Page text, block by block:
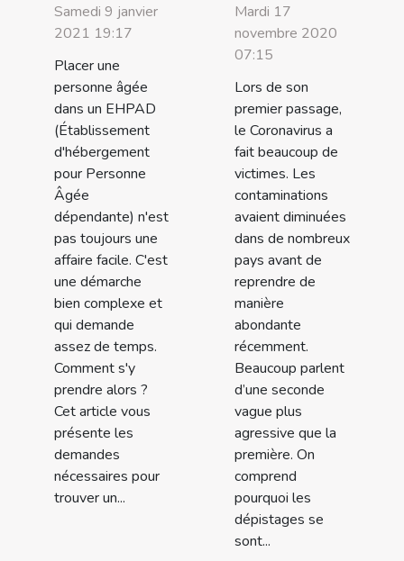
Samedi 9 janvier
2021 19:17
Placer une
personne âgée
dans un EHPAD
(Établissement
d'hébergement
pour Personne
Âgée
dépendante) n'est
pas toujours une
affaire facile. C'est
une démarche
bien complexe et
qui demande
assez de temps.
Comment s'y
prendre alors ?
Cet article vous
présente les
demandes
nécessaires pour
trouver un...
Mardi 17
novembre 2020
07:15
Lors de son
premier passage,
le Coronavirus a
fait beaucoup de
victimes. Les
contaminations
avaient diminuées
dans de nombreux
pays avant de
reprendre de
manière
abondante
récemment.
Beaucoup parlent
d’une seconde
vague plus
agressive que la
première. On
comprend
pourquoi les
dépistages se
sont...